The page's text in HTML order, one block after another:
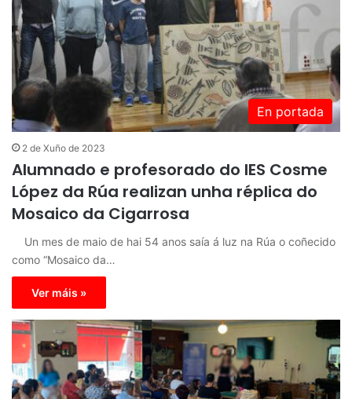
En portada
2 de Xuño de 2023
Alumnado e profesorado do IES Cosme
López da Rúa realizan unha réplica do
Mosaico da Cigarrosa
Un mes de maio de hai 54 anos saía á luz na Rúa o coñecido
como “Mosaico da…
Ver máis »